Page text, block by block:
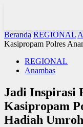
Beranda REGIONAL
Kasipropam Polres
REGIONAL
Anambas
Jadi Inspirasi
Kasipropam
Hadiah Umroh